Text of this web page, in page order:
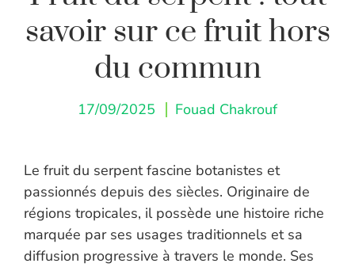
savoir sur ce fruit hors
du commun
17/09/2025 Fouad Chakrouf
Le fruit du serpent fascine botanistes et
passionnés depuis des siècles. Originaire de
régions tropicales, il possède une histoire riche
marquée par ses usages traditionnels et sa
diffusion progressive à travers le monde. Ses